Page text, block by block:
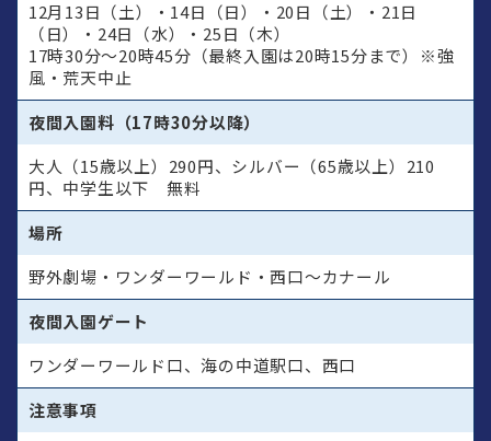
12月13日（土）・14日（日）・20日（土）・21日
（日）・24日（水）・25日（木）
17時30分～20時45分（最終入園は20時15分まで）※強
風・荒天中止
夜間入園料 （17時30分以降）
大人（15歳以上）290円、シルバー（65歳以上）210
円、中学生以下 無料
場所
野外劇場・ワンダーワールド・西口～カナール
夜間入園ゲート
ワンダーワールド口、海の中道駅口、西口
注意事項